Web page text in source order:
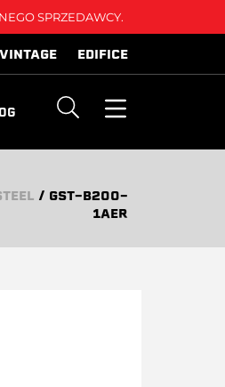
SPRZEDAWCY.
EDIFICE
/ GST-B200-
1AER